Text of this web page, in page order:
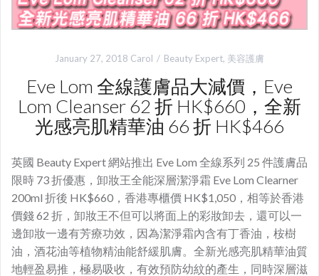
January 27, 2018 Carol Beauty Expert, 美容護膚
Eve Lom 全線護膚品大減價，Eve
Lom Cleanser 62 折 HK$660，全新
光感亮肌精華油 66 折 HK$466
英國 Beauty Expert 網站推出 Eve Lom 全線系列 25 件護膚品
限時 73 折優惠，卸妝王全能深層潔淨霜 Eve Lom Clearner
200ml 折後 HK$660，香港專櫃價 HK$1,050，相等於香港
價錢 62 折，卸妝王不但可以將面上的彩妝卸去，還可以一
邊卸妝一邊有芳療功效，因為潔淨霜內含有丁香油，桉樹
油，酒花油等植物精油能舒緩肌膚。全新光感亮肌精華油質
地輕盈易推，極易吸收，有效預防幼紋的產生，同時深層滋